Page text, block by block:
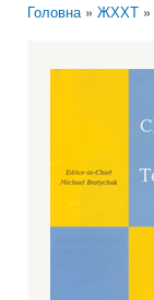
Головна» ЖХХТ »